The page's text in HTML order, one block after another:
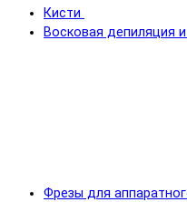
Кисти
Восковая депиляция
Фрезы для